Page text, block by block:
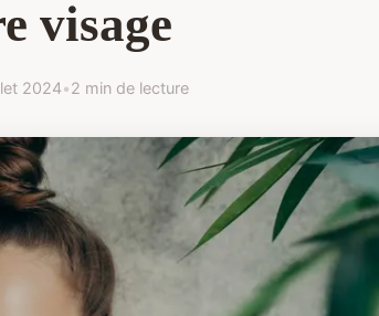
visage
2024•2 min de lecture